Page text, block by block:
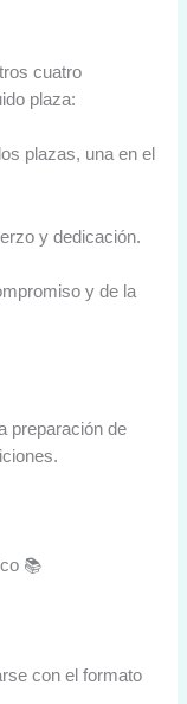
cuatro
plaza:
plazas, una en el
y dedicación.
y de la
preparación de
📚
con el formato